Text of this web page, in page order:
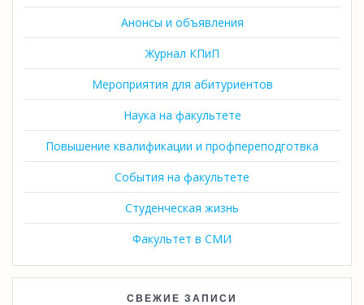
Анонсы и объявления
Журнал КПиП
Мероприятия для абитуриентов
Наука на факультете
Повышение квалификации и профпереподготвка
События на факультете
Студенческая жизнь
Факультет в СМИ
СВЕЖИЕ ЗАПИСИ